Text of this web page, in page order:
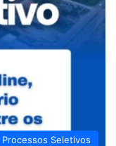
Processos Seletivos